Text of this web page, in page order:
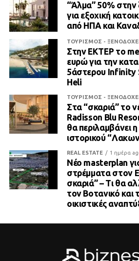
“Άλμα” 50%
για εξοχική
από ΗΠΑ και
ΤΟΥΡΙΣΜΟΣ -
Στην ΕΚΤΕΡ το
ευρώ για την
5άστερου Infinity
Heli
ΤΟΥΡΙΣΜΟΣ -
Στα “σκαριά” το
Radisson Blu
θα περιλαμβάνει
ιστορικού
REAL ESTATE 1 ημέρα
Νέο masterplan
στρέμματα στον
σκαριά” – Τι θα
τον Βοτανικό και
οικιστικές